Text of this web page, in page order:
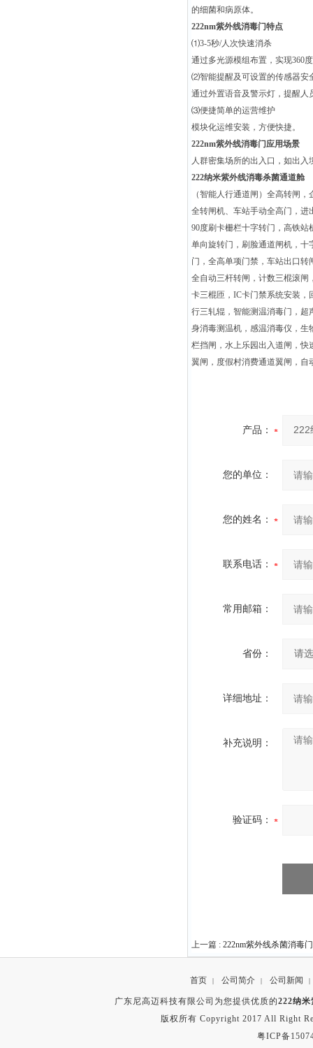
的细菌和病原体。
222nm紫外线消毒门特点
⑴3-5秒/人次快速消杀
通过多光源模组布置，实现360
⑵智能提醒及可设置的传感器安
通过外置语音及警示灯，提醒人
⑶便捷简单的运营维护
模块化运维安装，方便快捷。
222nm紫外线消毒门应用场景
人群密集场所的出入口，如出
222纳米紫外线消毒杀菌通道舱
（智能人行通道闸）全高转闸
全转闸机、车站手动全高门，进
90度刷卡栅栏十字转门，高铁
单向旋转门，刷脸通道闸机，十
门，全高单项门禁，车站出口
全自动三杆转闸，计数三棍滚闸
卡三棍匝， IC卡门禁系统安装，
行三轧辊，智能测温消毒门，超
身消毒测温机，感温消毒仪，生
栏挡闸，水上乐园出入道闸 ，快
翼闸，度假村消费通道翼闸，自
产品：
您的单位：
您的姓名：
联系电话：
常用邮箱：
省份：
详细地址：
补充说明：
验证码：
上一篇 : 222nm紫外线杀菌消毒门
首页 | 公司简介 | 公司新闻 |
广东尼高迈科技有限公司为您提供优质的222纳
版权所有 Copyright 2017 All Right
粤ICP备